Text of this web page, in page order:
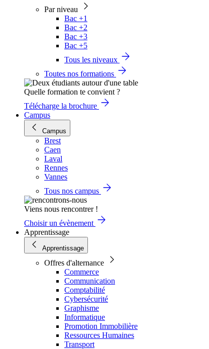
Par niveau
Bac +1
Bac +2
Bac +3
Bac +5
Tous les niveaux
Toutes nos formations
Quelle formation te convient ?
Télécharge la brochure
Campus
Campus
Brest
Caen
Laval
Rennes
Vannes
Tous nos campus
Viens nous rencontrer !
Choisir un évènement
Apprentissage
Apprentissage
Offres d'alternance
Commerce
Communication
Comptabilité
Cybersécurité
Graphisme
Informatique
Promotion Immobilière
Ressources Humaines
Transport